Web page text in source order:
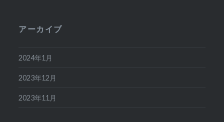
アーカイブ
2024年1月
2023年12月
2023年11月